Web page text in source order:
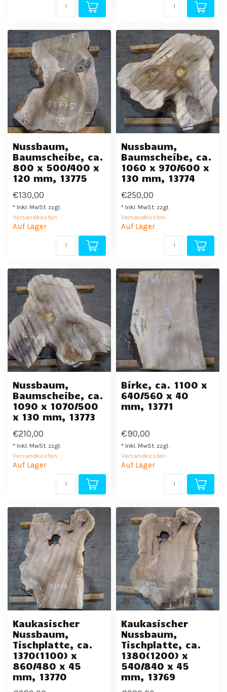
Nussbaum,
Baumscheibe, ca.
800 x 500/400 x
120 mm, 13775
€130,00
* Inkl. MwSt. zzgl.
Versandkosten
Auf Lager
Nussbaum,
Baumscheibe, ca.
1060 x 970/600 x
130 mm, 13774
€250,00
* Inkl. MwSt. zzgl.
Versandkosten
Auf Lager
Nussbaum,
Baumscheibe, ca.
1090 x 1070/500
x 130 mm, 13773
€210,00
* Inkl. MwSt. zzgl.
Versandkosten
Auf Lager
Birke, ca. 1100 x
640/560 x 40
mm, 13771
€90,00
* Inkl. MwSt. zzgl.
Versandkosten
Auf Lager
Kaukasischer
Nussbaum,
Tischplatte, ca.
1370(1100) x
860/480 x 45
mm, 13770
Kaukasischer
Nussbaum,
Tischplatte, ca.
1380(1200) x
540/840 x 45
mm, 13769